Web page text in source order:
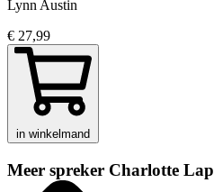
Lynn Austin
€ 27,99
in winkelmand
Meer spreker Charlotte Lap